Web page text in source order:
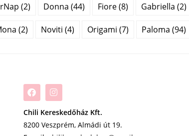
(2) Donna (44) Fiore (8) Gabriella (2)
(2) Noviti (4) Origami (7) Paloma (94)
Chili Kereskedőház Kft.
8200 Veszprém, Almádi út 19.